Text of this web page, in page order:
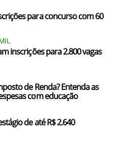
para concurso com 60
inscrições para 2.800 vagas
de Renda? Entenda as
com educação
de até R$ 2.640